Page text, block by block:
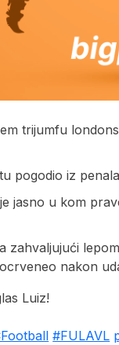
trijumfu
pogodio iz
jasno u kom
zahvaljujući
nakon
Luiz!
#FULAVL